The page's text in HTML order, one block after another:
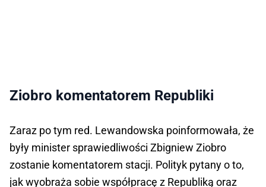
Ziobro komentatorem Republiki
Zaraz po tym red. Lewandowska poinformowała, że
były minister sprawiedliwości Zbigniew Ziobro
zostanie komentatorem stacji. Polityk pytany o to,
jak wyobraża sobie współpracę z Republiką oraz